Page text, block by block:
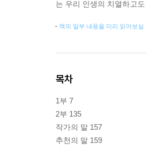
는 우리 인생의 치열하고
책의 일부 내용을 미리 읽어보실
목차
1부 7
2부 135
작가의 말 157
추천의 말 159